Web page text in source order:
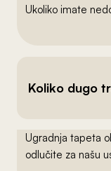
Ukoliko imate
Koliko dugo
Ugradnja tapeta
odlučite za našu